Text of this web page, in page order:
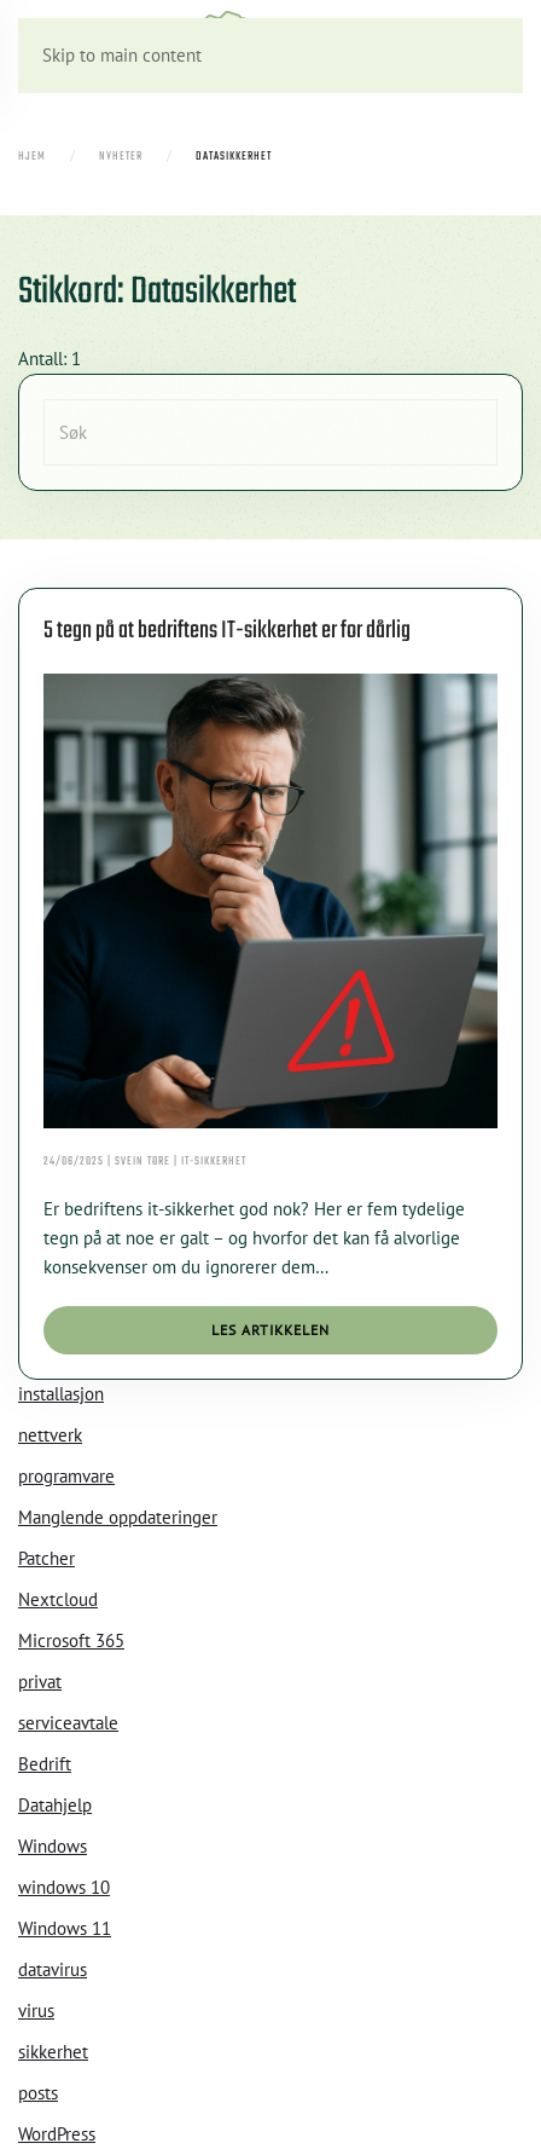
Skip to main content
HJEM NYHETER DATASIKKERHET
Stikkord: Datasikkerhet
Antall: 1
5 tegn på at bedriftens IT-sikkerhet er for dårlig
24/06/2025 | SVEIN TORE | IT-SIKKERHET
Er bedriftens it-sikkerhet god nok? Her er fem tydelige
tegn på at noe er galt – og hvorfor det kan få alvorlige
konsekvenser om du ignorerer dem…
LES ARTIKKELEN
installasjon
nettverk
programvare
Manglende oppdateringer
Patcher
Nextcloud
Microsoft 365
privat
serviceavtale
Bedrift
Datahjelp
Windows
windows 10
Windows 11
datavirus
virus
sikkerhet
posts
WordPress